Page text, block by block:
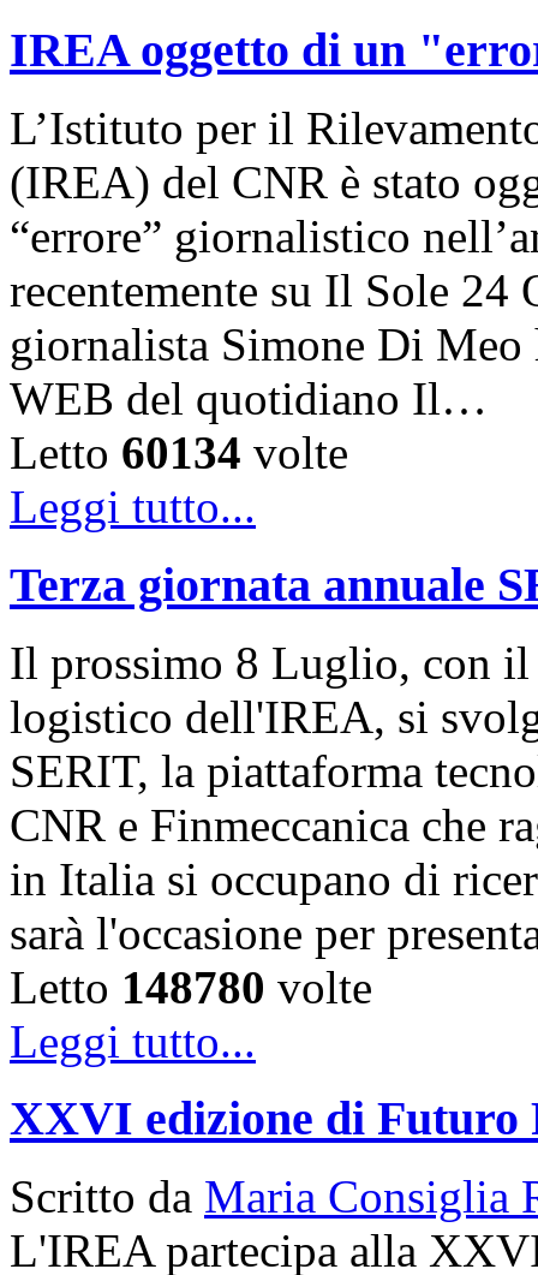
IREA oggetto di un
L’Istituto per il
(IREA) del CNR è stato
“errore” giornalistico
recentemente su Il Sole
giornalista Simone Di
WEB del quotidiano Il…
Letto 60134 volte
Leggi tutto...
Terza giornata annuale
Il prossimo 8 Luglio, con
logistico dell'IREA, si
SERIT, la piattaforma
CNR e Finmeccanica che
in Italia si occupano di
sarà l'occasione per
Letto 148780 volte
Leggi tutto...
XXVI edizione di Futuro
Scritto da Maria Consiglia
L'IREA partecipa alla